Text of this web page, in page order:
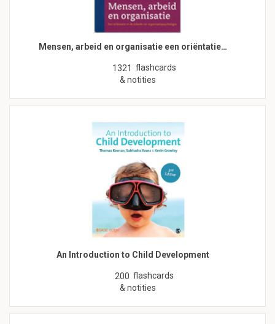
Mensen, arbeid en organisatie een oriëntatie…
1321 flashcards
& notities
An Introduction to Child Development
200 flashcards
& notities